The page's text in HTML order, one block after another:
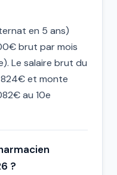
en 5 ans)
brut par mois
Le salaire brut du
824€ et monte
au 10e
?